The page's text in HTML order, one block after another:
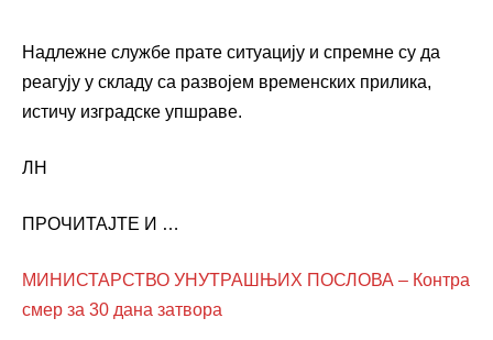
Надлежне службе прате ситуацију и спремне су да
реагују у складу са развојем временских прилика,
истичу изградске упшраве.
ЛН
ПРОЧИТАЈТЕ И …
МИНИСТАРСТВО УНУТРАШЊИХ ПОСЛОВА – Контра
смер за 30 дана затвора